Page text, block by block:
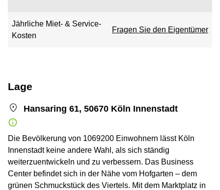
Jährliche Miet- & Service-
Kosten
Fragen Sie den Eigentümer
Lage
Hansaring 61, 50670 Köln Innenstadt
Die Bevölkerung von 1069200 Einwohnern lässt Köln
Innenstadt keine andere Wahl, als sich ständig
weiterzuentwickeln und zu verbessern. Das Business
Center befindet sich in der Nähe vom Hofgarten – dem
grünen Schmuckstück des Viertels. Mit dem Marktplatz in